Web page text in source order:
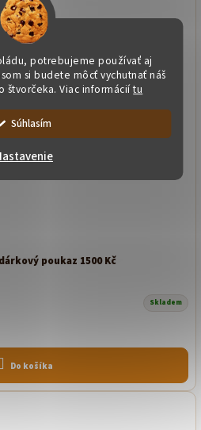
potrebujeme používať aj
si budete môcť vychutnať náš
štvorčeka. Viac informáciítu
Súhlasím
poukaz 1500 Kč
Skladem
Do košíka